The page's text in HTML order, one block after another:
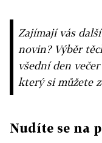
Zajímají vás
novin? Výběr
všední den
který si můžete
Nudíte se na